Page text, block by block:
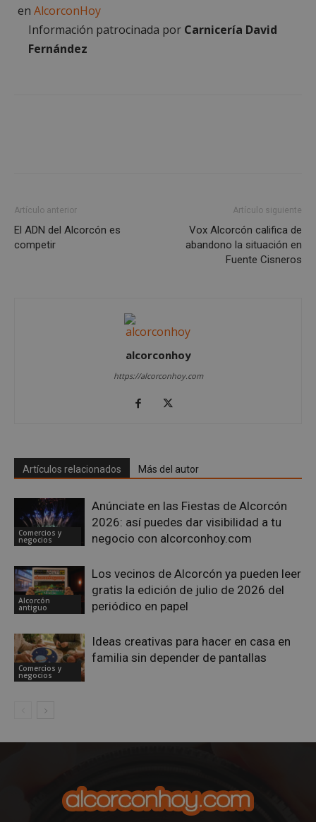
en AlcorconHoy
Información patrocinada por Carnicería David
Fernández
Artículo anterior
El ADN del Alcorcón es
competir
Artículo siguiente
Vox Alcorcón califica de
abandono la situación en
Fuente Cisneros
alcorconhoy
https://alcorconhoy.com
Artículos relacionados Más del autor
Comercios y
negocios
Anúnciate en las Fiestas de Alcorcón
2026: así puedes dar visibilidad a tu
negocio con alcorconhoy.com
Alcorcón
antiguo
Los vecinos de Alcorcón ya pueden leer
gratis la edición de julio de 2026 del
periódico en papel
Comercios y
negocios
Ideas creativas para hacer en casa en
familia sin depender de pantallas
Las cookies estrictamente necesarias permiten la
inicio de sesión de usuario y la gestión de cuentas.
El sitio web no se puede utilizar correctamente sin
AWSALBCORS
Amazon.com
1 semana
Google
Privacy Policy